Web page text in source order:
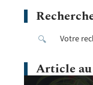
Article